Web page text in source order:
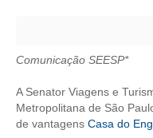
COMPOSIÇÃO
Comunicação SEESP*
A Senator Viagens e
Metropolitana de São
de vantagens Casa do